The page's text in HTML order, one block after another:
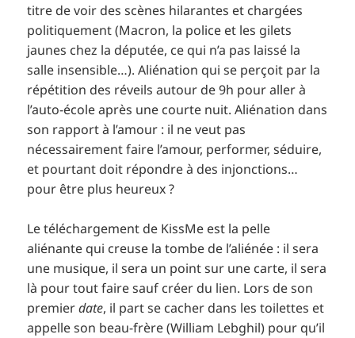
titre de voir des scènes hilarantes et chargées
politiquement (Macron, la police et les gilets
jaunes chez la députée, ce qui n’a pas laissé la
salle insensible…). Aliénation qui se perçoit par la
répétition des réveils autour de 9h pour aller à
l’auto-école après une courte nuit. Aliénation dans
son rapport à l’amour : il ne veut pas
nécessairement faire l’amour, performer, séduire,
et pourtant doit répondre à des injonctions…
pour être plus heureux ?
Le téléchargement de KissMe est la pelle
aliénante qui creuse la tombe de l’aliénée : il sera
une musique, il sera un point sur une carte, il sera
là pour tout faire sauf créer du lien. Lors de son
premierdate, il part se cacher dans les toilettes et
appelle son beau-frère (William Lebghil) pour qu’il